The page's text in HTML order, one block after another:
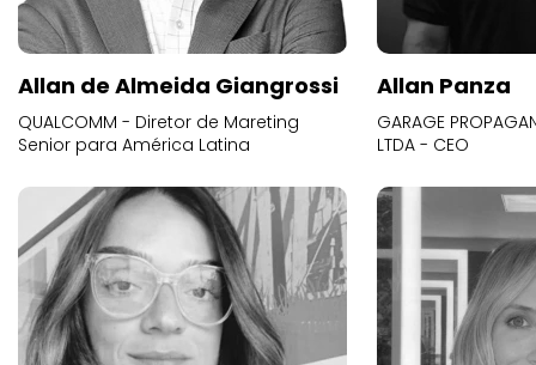
Allan de Almeida Giangrossi
QUALCOMM - Diretor de Mareting
Senior para América Latina
Allan Panza
GARAGE
LTDA - CEO